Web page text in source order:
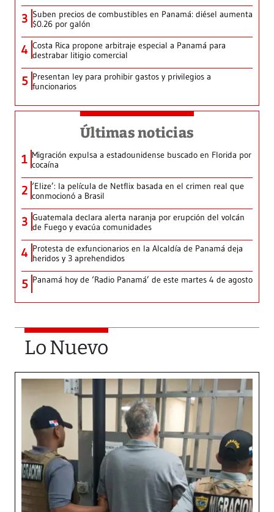
3 Suben precios de combustibles en Panamá: diésel aumenta
$0.26 por galón
4 Costa Rica propone arbitraje especial a Panamá para
destrabar litigio comercial
5 Presentan ley para prohibir gastos y privilegios a
funcionarios
Últimas noticias
1 Migración expulsa a estadounidense buscado en Florida por
cocaína
2 ‘Elize’: la película de Netflix basada en el crimen real que
conmocionó a Brasil
3 Guatemala declara alerta naranja por erupción del volcán
de Fuego y evacúa comunidades
4 Protesta de exfuncionarios en la Alcaldía de Panamá deja
heridos y 3 aprehendidos
5 Panamá hoy de ‘Radio Panamá’ de este martes 4 de agosto
Lo Nuevo